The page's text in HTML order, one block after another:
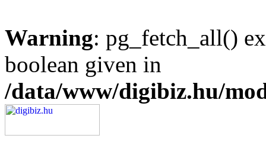
Warning: pg_fetch_all()
boolean given in
/data/www/digibiz.hu/